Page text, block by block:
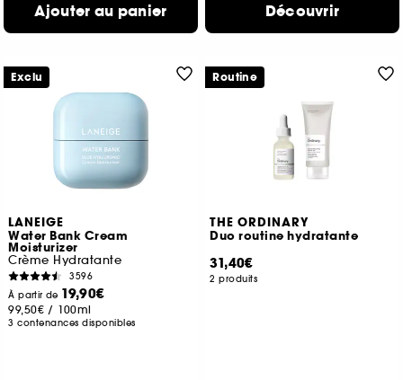
Ajouter au panier Découvrir
LANEIGE
Water Bank Cream
Moisturizer
Crème Hydratante
3596
À partir de 19,90€
99,50€ / 100ml
3 contenances disponibles
Exclu
THE ORDINARY
Duo routine hydratante
31,40€
2 produits
Routine